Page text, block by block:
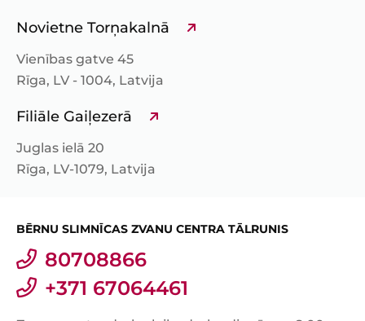
Novietne Torņakalnā
Vienības gatve 45
Rīga, LV - 1004, Latvija
Filiāle Gaiļezerā
Juglas ielā 20
Rīga, LV-1079, Latvija
BĒRNU SLIMNĪCAS ZVANU CENTRA TĀLRUNIS
80708866
+371 67064461